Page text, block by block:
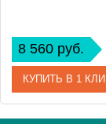
8 560 руб.
КУПИТЬ В 1